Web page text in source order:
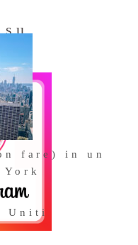
fare) in un
Uniti